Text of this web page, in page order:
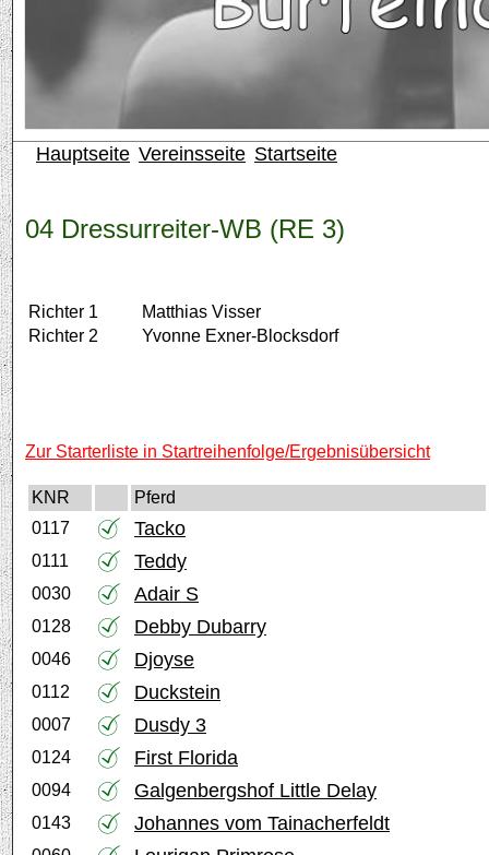
Hauptseite Vereinsseite Startseite
04 Dressurreiter-WB (RE 3)
Richter 1
Matthias Visser
Richter 2
Yvonne Exner-Blocksdorf
Zur Starterliste in Startreihenfolge/Ergebnisübersicht
KNR
Pferd
0117
Tacko
0111 Teddy
0030 Adair S
0128 Debby Dubarry
0046 Djoyse
0112 Duckstein
0007 Dusdy 3
0124 First Florida
0094 Galgenbergshof Little Delay
0143 Johannes vom Tainacherfeldt